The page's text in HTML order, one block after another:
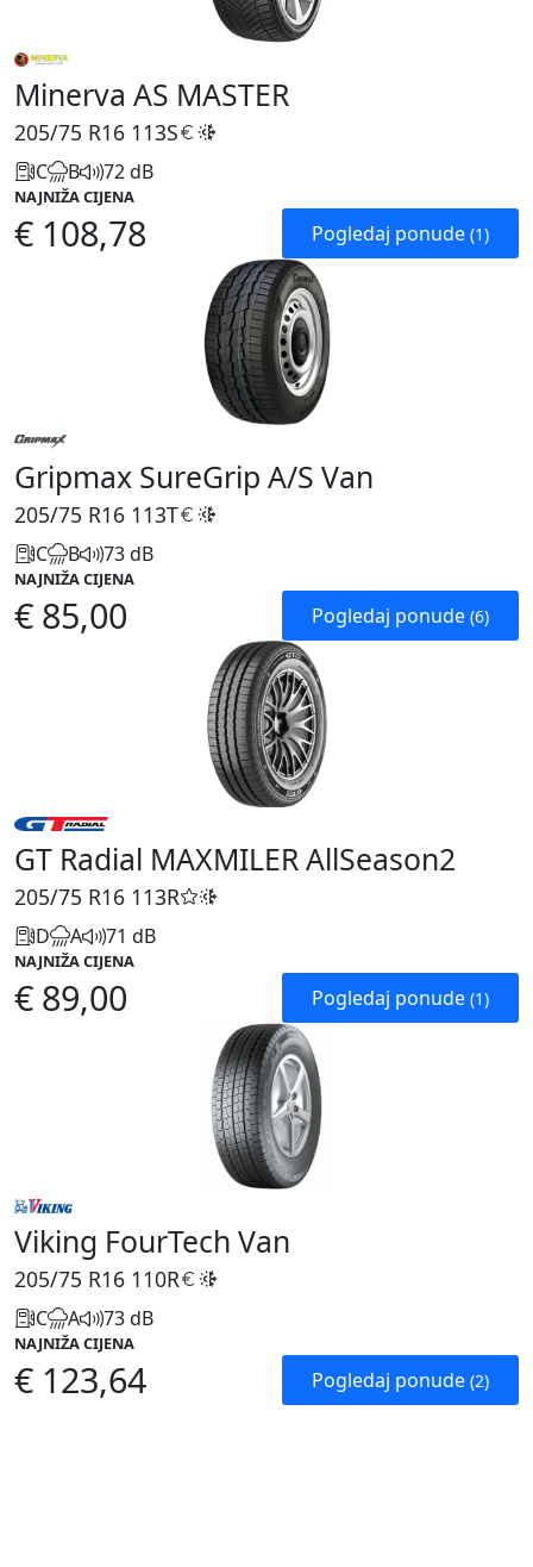
Minerva AS MASTER
205/75 R16 113S
C B 72 dB
NAJNIŽA CIJENA
€ 108,78 Pogledaj ponude (1)
Gripmax SureGrip A/S Van
205/75 R16 113T
C B 73 dB
NAJNIŽA CIJENA
€ 85,00 Pogledaj ponude (6)
GT Radial MAXMILER AllSeason2
205/75 R16 113R
D A 71 dB
NAJNIŽA CIJENA
€ 89,00 Pogledaj ponude (1)
Viking FourTech Van
205/75 R16 110R
C A 73 dB
NAJNIŽA CIJENA
€ 123,64 Pogledaj ponude (2)